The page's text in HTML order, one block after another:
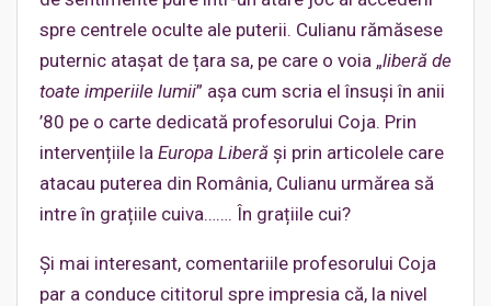
spre centrele oculte ale puterii. Culianu rămăsese
puternic atașat de țara sa, pe care o voia „liberă de
toate imperiile lumii” așa cum scria el însuși în anii
’80 pe o carte dedicată profesorului Coja. Prin
intervențiile la Europa Liberă și prin articolele care
atacau puterea din România, Culianu urmărea să
intre în grațiile cuiva……. În grațiile cui?
Și mai interesant, comentariile profesorului Coja
par a conduce cititorul spre impresia că, la nivel